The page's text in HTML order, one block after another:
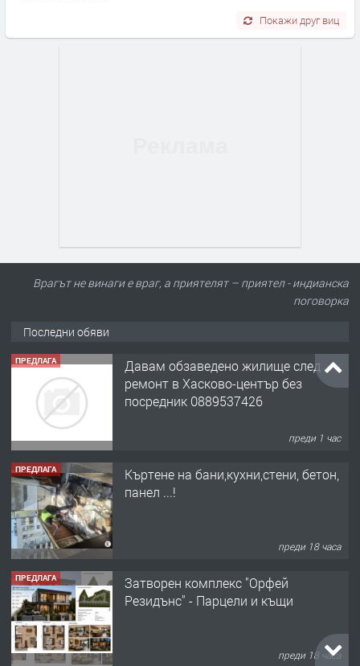
Покажи друг виц
Врагът не винаги е враг, а приятелят – приятел - индианска
поговорка
Последни обяви
ПРЕДЛАГА
Къртене на бани,кухни,стени, бетон,
панел ...!
преди 18 часа
ПРЕДЛАГА
Затворен комплекс "Орфей
Резидънс" - Парцели и къщи
преди 18 часа
ПРЕДЛАГА
Продавам парцел в кв. Младежки
хълм в Хасково без посредници 0889
преди 18 часа